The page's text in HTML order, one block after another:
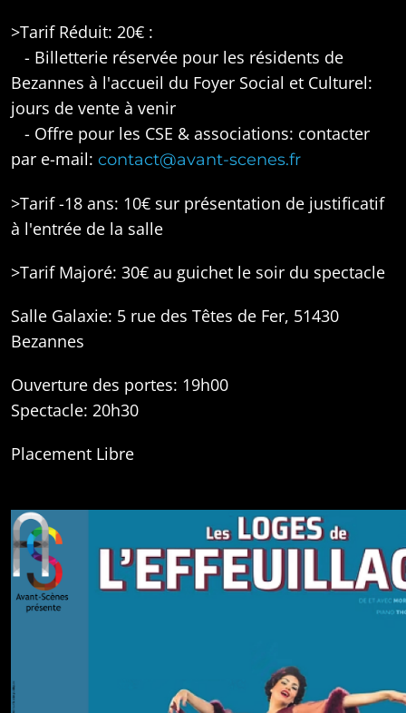
>Tarif Réduit: 20€ :
- Billetterie réservée pour les résidents de
Bezannes à l'accueil du Foyer Social et Culturel:
jours de vente à venir
- Offre pour les CSE & associations: contacter
par e-mail: contact@avant-scenes.fr
>Tarif -18 ans: 10€ sur présentation de justificatif
à l'entrée de la salle
>Tarif Majoré: 30€ au guichet le soir du spectacle
Salle Galaxie: 5 rue des Têtes de Fer, 51430
Bezannes
Ouverture des portes: 19h00
Spectacle: 20h30
Placement Libre